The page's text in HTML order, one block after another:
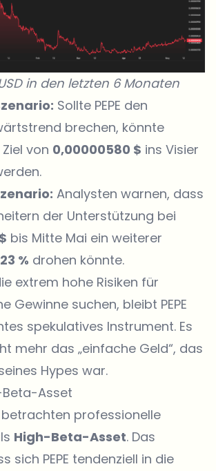
USD in den letzten 6 Monaten
Sollte PEPE den
brechen, könnte
von 0,00000580 $ ins Visier
Analysten warnen, dass
der Unterstützung bei
bis Mitte Mai ein weiterer
23 % drohen könnte.
extrem hohe Risiken für
Gewinne suchen, bleibt PEPE
spekulatives Instrument. Es
mehr das „einfache Geld“, das
Hypes war.
Beta-Asset
professionelle
High-Beta-Asset. Das
sich PEPE tendenziell in die